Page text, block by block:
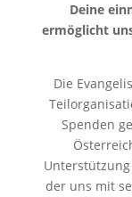
Deine
ermöglicht
Die
Spenden
der uns mit